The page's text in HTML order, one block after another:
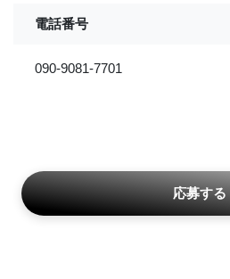
電話番号
090-9081-7701
応募する